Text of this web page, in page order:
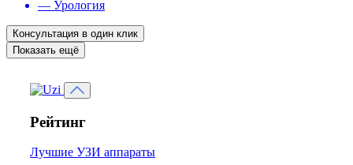
— Урология
Консультация в один клик
Показать ещё
Рейтинг
Лучшие УЗИ аппараты